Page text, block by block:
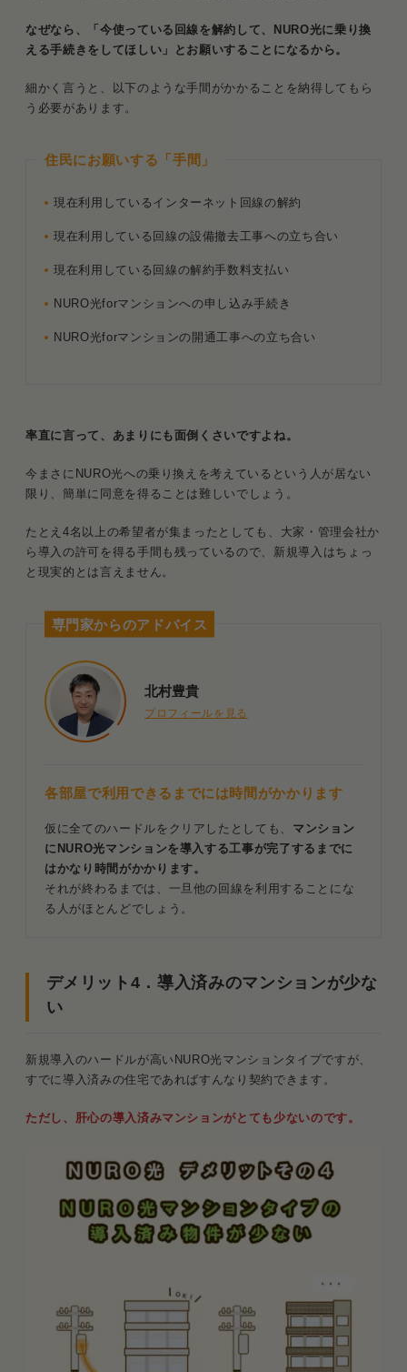
なぜなら、「今使っている回線を解約して、NURO光に乗り換
える手続きをしてほしい」とお願いすることになるから。
細かく言うと、以下のような手間がかかることを納得してもら
う必要があります。
住民にお願いする「手間」
現在利用しているインターネット回線の解約
現在利用している回線の設備撤去工事への立ち合い
現在利用している回線の解約手数料支払い
NURO光forマンションへの申し込み手続き
NURO光forマンションの開通工事への立ち合い
率直に言って、あまりにも面倒くさいですよね。
今まさにNURO光への乗り換えを考えているという人が居ない
限り、簡単に同意を得ることは難しいでしょう。
たとえ4名以上の希望者が集まったとしても、大家・管理会社か
ら導入の許可を得る手間も残っているので、新規導入はちょっ
と現実的とは言えません。
専門家からのアドバイス
北村豊貴
プロフィールを見る
各部屋で利用できるまでには時間がかかります
仮に全てのハードルをクリアしたとしても、 マンション
にNURO光マンションを導入する工事が完了するまでに
はかなり時間がかかります。
それが終わるまでは、一旦他の回線を利用することにな
る人がほとんどでしょう。
デメリット4．導入済みのマンションが少な
い
新規導入のハードルが高いNURO光マンションタイプですが、
すでに導入済みの住宅であればすんなり契約できます。
ただし、肝心の導入済みマンションがとても少ないのです。